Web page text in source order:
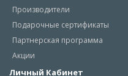
Производители
Подарочные сертификаты
Партнерская программа
Акции
Личный Кабинет